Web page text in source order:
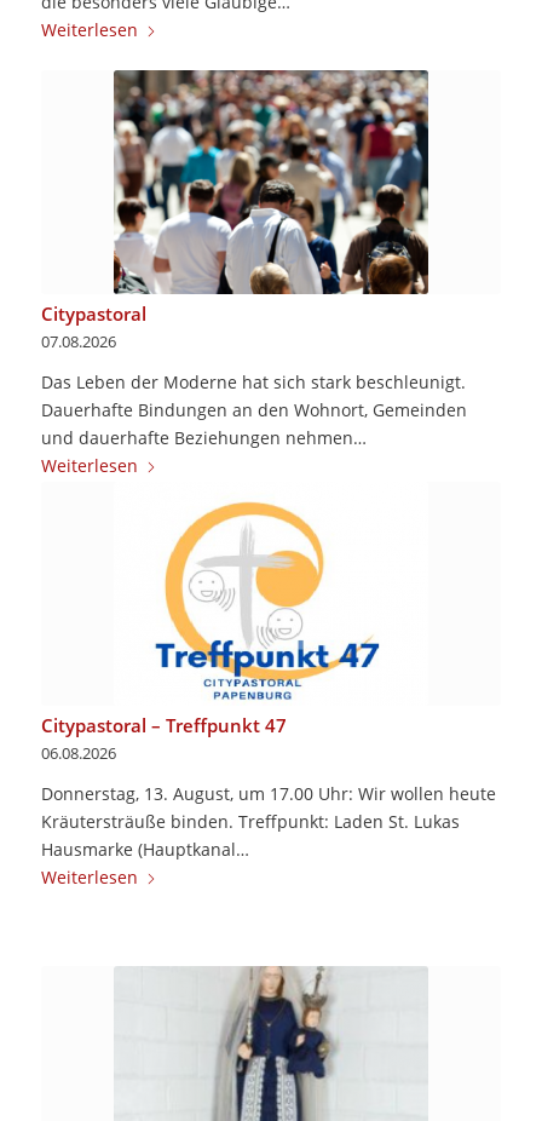
Weiterlesen
Citypastoral
07.08.2026
Das Leben der Moderne hat sich stark beschleunigt.
Dauerhafte Bindungen an den Wohnort, Gemeinden
und dauerhafte Beziehungen nehmen…
Weiterlesen
Citypastoral – Treffpunkt 47
06.08.2026
Donnerstag, 13. August, um 17.00 Uhr: Wir wollen heute
Kräutersträuße binden. Treffpunkt: Laden St. Lukas
Hausmarke (Hauptkanal…
Weiterlesen